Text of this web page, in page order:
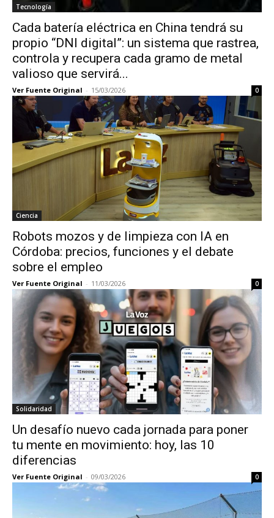
Tecnología
Cada batería eléctrica en China tendrá su
propio “DNI digital”: un sistema que rastrea,
controla y recupera cada gramo de metal
valioso que servirá...
Ver Fuente Original - 15/03/2026 0
Ciencia
Robots mozos y de limpieza con IA en
Córdoba: precios, funciones y el debate
sobre el empleo
Ver Fuente Original - 11/03/2026 0
Solidaridad
Un desafío nuevo cada jornada para poner
tu mente en movimiento: hoy, las 10
diferencias
Ver Fuente Original - 09/03/2026 0